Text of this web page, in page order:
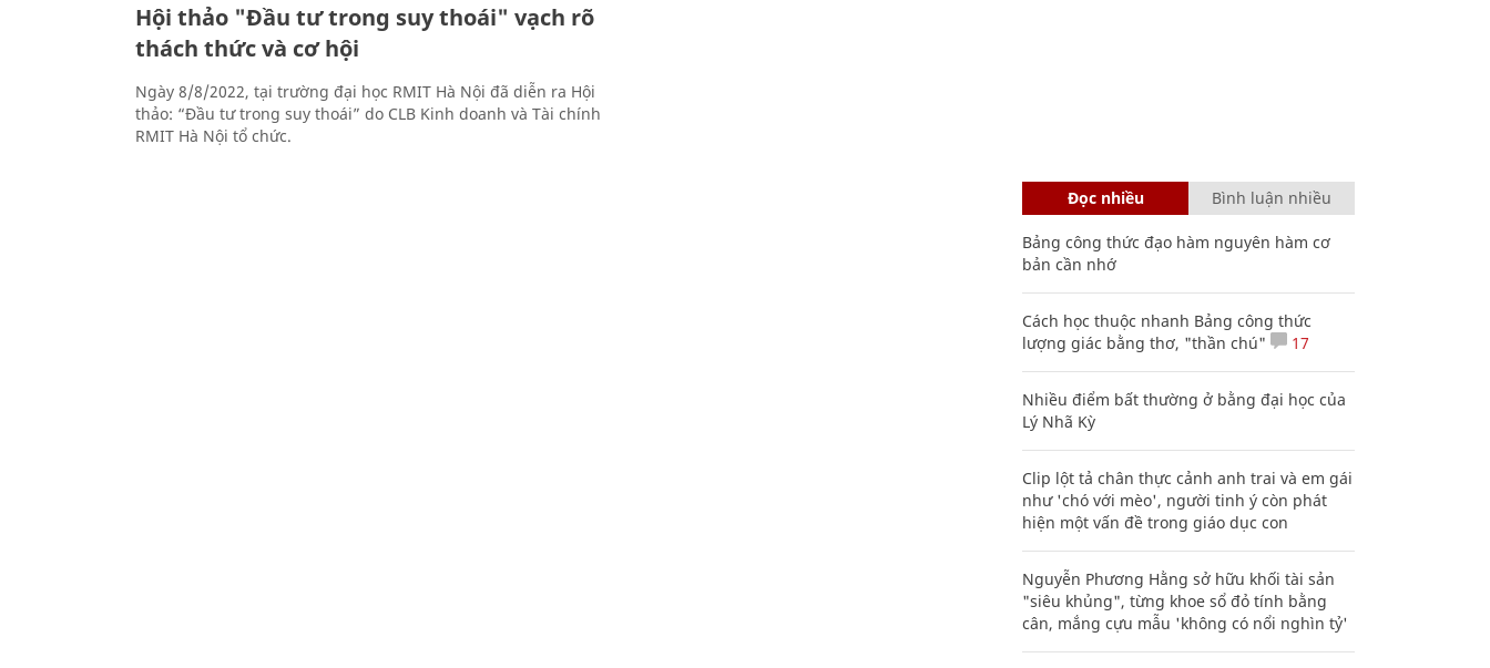
Hội thảo "Đầu tư trong suy thoái" vạch rõ
thách thức và cơ hội
Ngày 8/8/2022, tại trường đại học RMIT Hà Nội đã diễn ra Hội
thảo: “Đầu tư trong suy thoái” do CLB Kinh doanh và Tài chính
RMIT Hà Nội tổ chức.
Đọc nhiều Bình luận nhiều
Bảng công thức đạo hàm nguyên hàm cơ
bản cần nhớ
Cách học thuộc nhanh Bảng công thức
lượng giác bằng thơ, "thần chú"
17
Nhiều điểm bất thường ở bằng đại học của
Lý Nhã Kỳ
Clip lột tả chân thực cảnh anh trai và em gái
như 'chó với mèo', người tinh ý còn phát
hiện một vấn đề trong giáo dục con
Nguyễn Phương Hằng sở hữu khối tài sản
"siêu khủng", từng khoe sổ đỏ tính bằng
cân, mắng cựu mẫu 'không có nổi nghìn tỷ'